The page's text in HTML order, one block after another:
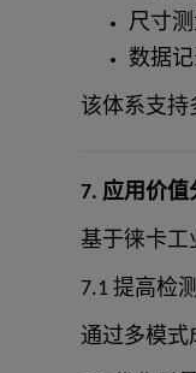
尺寸
数据
该体系支持
7. 应用价值
基于徕卡工
7.1 提高检
通过多模式